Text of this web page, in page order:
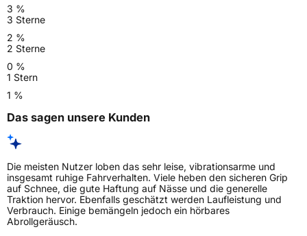
3 %
3 Sterne
2 %
2 Sterne
0 %
1 Stern
1 %
Das sagen unsere Kunden
Die meisten Nutzer loben das sehr leise, vibrationsarme und
insgesamt ruhige Fahrverhalten. Viele heben den sicheren Grip
auf Schnee, die gute Haftung auf Nässe und die generelle
Traktion hervor. Ebenfalls geschätzt werden Laufleistung und
Verbrauch. Einige bemängeln jedoch ein hörbares
Abrollgeräusch.